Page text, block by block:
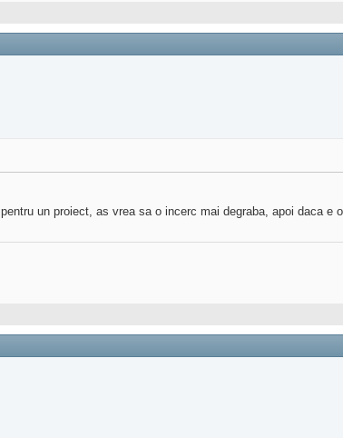
pentru un proiect, as vrea sa o incerc mai degraba, apoi daca e